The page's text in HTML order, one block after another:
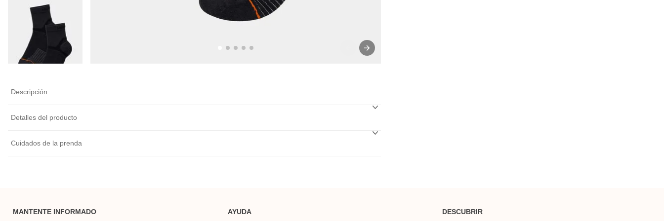
Descripción
Detalles del producto
Cuidados de la prenda
MANTENTE INFORMADO AYUDA DESCUBRIR